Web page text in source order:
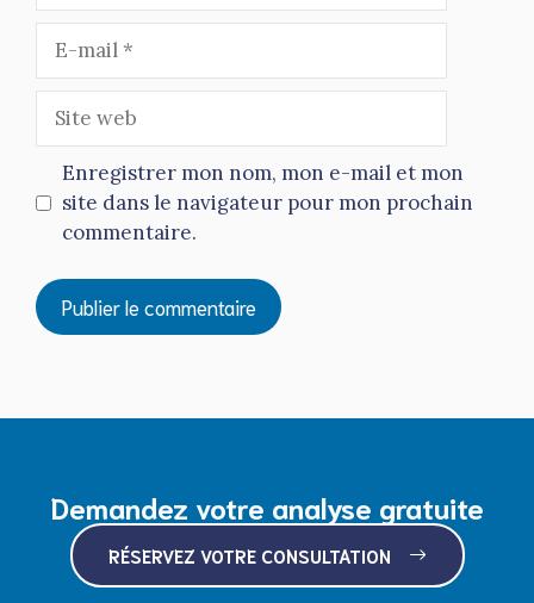
mail
web
Enregistrer mon nom, mon e-mail et mon
site dans le navigateur pour mon prochain
commentaire.
Demandez votre analyse gratuite
RÉSERVEZ VOTRE CONSULTATION